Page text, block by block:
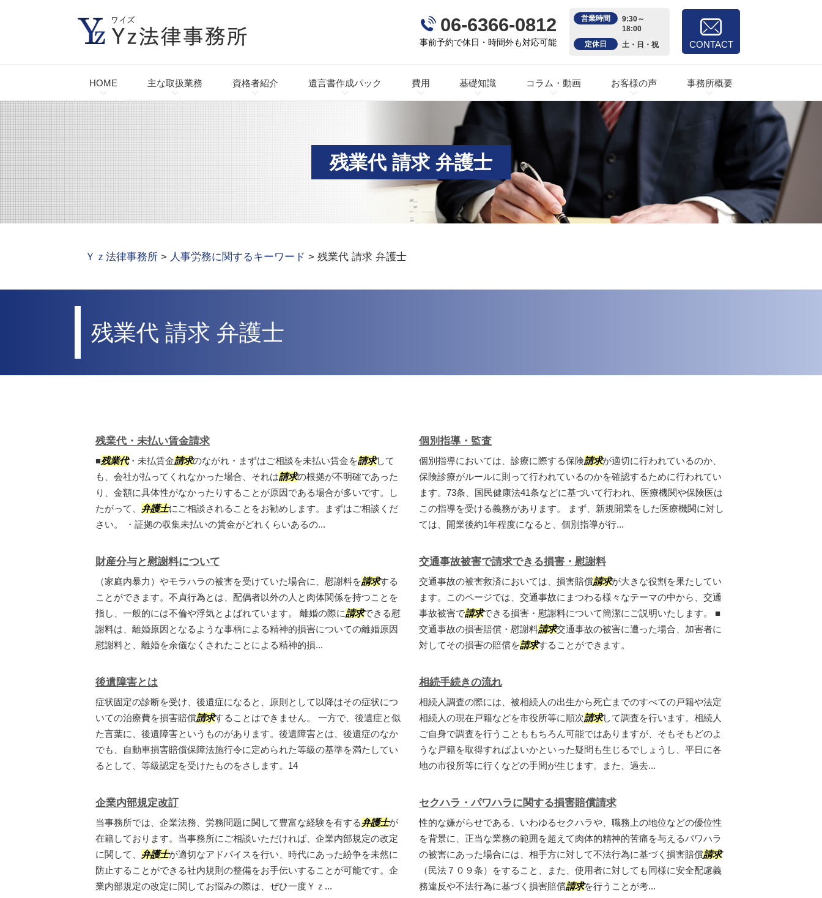
残業代 請求 弁護士
06-6366-0812
事前予約で休日・時間外も対応可能
営業時間
9:30～
18:00
定休日
土・日・祝 CONTACT
HOME 主な取扱業務 資格者紹介 遺言書作成パック 費用 基礎知識 コラム・動画 お客様の声 事務所概要
Ｙｚ法律事務所 > 人事労務に関するキーワード > 残業代 請求 弁護士
残業代 請求 弁護士
残業代・未払い賃金請求
■残業代・未払賃金請求のながれ・まずはご相談を未払い賃金を請求して
も、会社が払ってくれなかった場合、それは請求の根拠が不明確であった
り、金額に具体性がなかったりすることが原因である場合が多いです。し
たがって、 弁護士にご相談されることをお勧めします。まずはご相談くだ
さい。 ・証拠の収集未払いの賃金がどれくらいあるの...
個別指導・監査
個別指導においては、診療に際する保険請求が適切に行われているのか、
保険診療がルールに則って行われているのかを確認するために行われてい
ます。73条、国民健康法41条などに基づいて行われ、医療機関や保険医は
この指導を受ける義務があります。 まず、新規開業をした医療機関に対し
ては、開業後約1年程度になると、個別指導が行...
財産分与と慰謝料について
（家庭内暴力）やモラハラの被害を受けていた場合に、慰謝料を請求する
ことができます。不貞行為とは、配偶者以外の人と肉体関係を持つことを
指し、一般的には不倫や浮気とよばれています。 離婚の際に請求できる慰
謝料は、離婚原因となるような事柄による精神的損害についての離婚原因
慰謝料と、離婚を余儀なくされたことによる精神的損...
交通事故被害で請求できる損害・慰謝料
交通事故の被害救済においては、損害賠償請求が大きな役割を果たしてい
ます。このページでは、交通事故にまつわる様々なテーマの中から、交通
事故被害で請求できる損害・慰謝料について簡潔にご説明いたします。 ■
交通事故の損害賠償・慰謝料請求交通事故の被害に遭った場合、加害者に
対してその損害の賠償を請求することができます。
後遺障害とは
症状固定の診断を受け、後遺症になると、原則として以降はその症状につ
いての治療費を損害賠償請求することはできません。 一方で、後遺症と似
た言葉に、後遺障害というものがあります。後遺障害とは、後遺症のなか
でも、自動車損害賠償保障法施行令に定められた等級の基準を満たしてい
るとして、等級認定を受けたものをさします。14
相続手続きの流れ
相続人調査の際には、被相続人の出生から死亡までのすべての戸籍や法定
相続人の現在戸籍などを市役所等に順次請求して調査を行います。相続人
ご自身で調査を行うことももちろん可能ではありますが、そもそもどのよ
うな戸籍を取得すればよいかといった疑問も生じるでしょうし、平日に各
地の市役所等に行くなどの手間が生じます。また、過去...
企業内部規定改訂
当事務所では、企業法務、労務問題に関して豊富な経験を有する弁護士が
在籍しております。当事務所にご相談いただければ、企業内部規定の改定
に関して、 弁護士が適切なアドバイスを行い、時代にあった紛争を未然に
防止することができる社内規則の整備をお手伝いすることが可能です。企
業内部規定の改定に関してお悩みの際は、ぜひ一度Ｙｚ...
セクハラ・パワハラに関する損害賠償請求
性的な嫌がらせである、いわゆるセクハラや、職務上の地位などの優位性
を背景に、正当な業務の範囲を超えて肉体的精神的苦痛を与えるパワハラ
の被害にあった場合には、相手方に対して不法行為に基づく損害賠償請求
（民法７０９条）をすること、また、使用者に対しても同様に安全配慮義
務違反や不法行為に基づく損害賠償請求を行うことが考...